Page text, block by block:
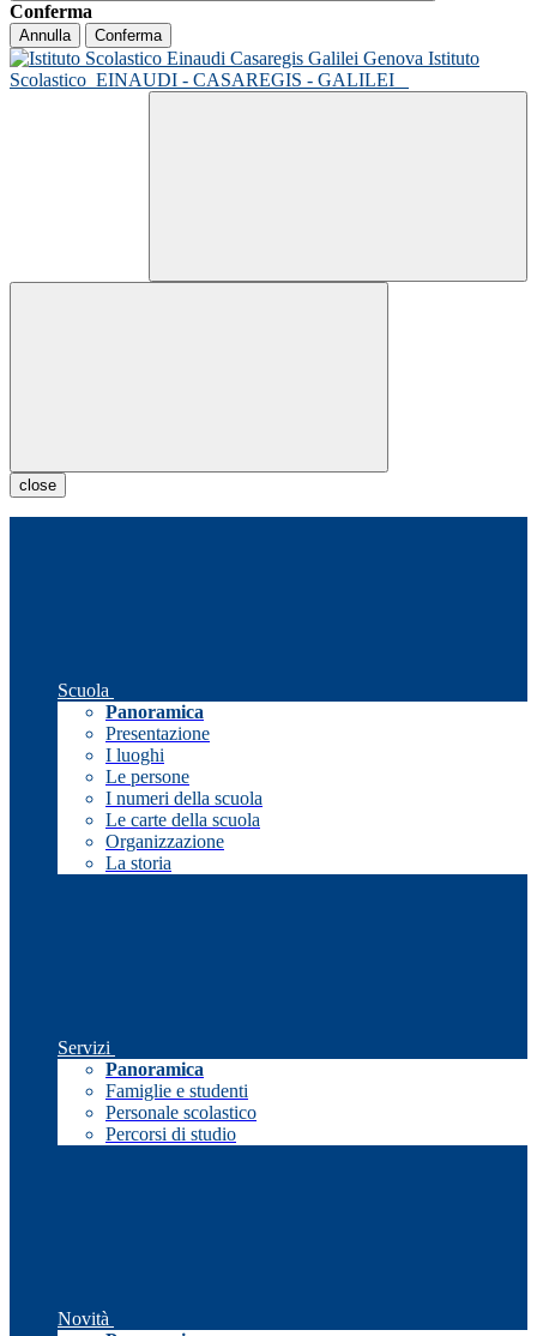
Conferma
Annulla Conferma
Istituto
Scolastico EINAUDI - CASAREGIS - GALILEI
close
Scuola
Panoramica
Presentazione
I luoghi
Le persone
I numeri della scuola
Le carte della scuola
Organizzazione
La storia
Servizi
Panoramica
Famiglie e studenti
Personale scolastico
Percorsi di studio
Novità